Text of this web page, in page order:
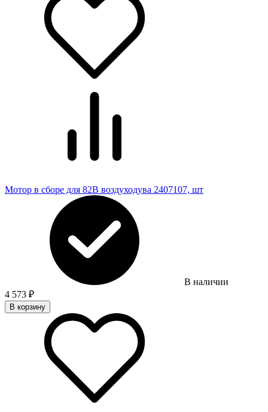
Мотор в сборе для 82В воздуходува 2407107, шт
В наличии
4 573 ₽
В корзину